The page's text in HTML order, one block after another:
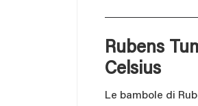
Rubens
Celsius
Le bambole di